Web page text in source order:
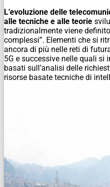
L’evoluzione delle
alle tecniche e alle teorie
tradizionalmente viene
complessi”. Elementi che si
ancora di più nelle reti di
5G e successive nelle quali si
basati sull’analisi delle
risorse basate tecniche di